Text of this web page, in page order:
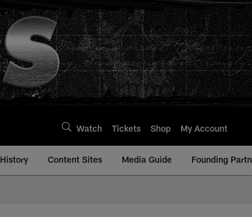
Watch Tickets Shop My Account
History Content Sites Media Guide Founding